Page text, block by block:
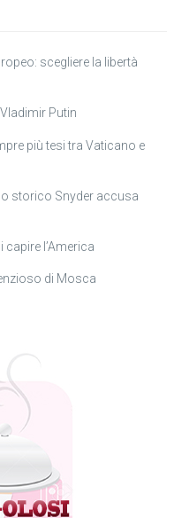
scegliere la libertà
Putin
più tesi tra Vaticano e
storico Snyder accusa
capire l’America
di Mosca